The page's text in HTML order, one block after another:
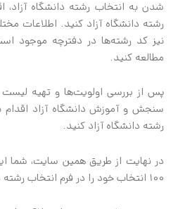
شدن به انتخاب رشته دانشگاه آزاد،
رشته دانشگاه آزاد کنید. اطلاعات
نیز کد رشته‌ها در دفترچه موجود
مطالعه کنید.
پس از بررسی اولویت‌ها و تهیه لیست
سنجش و آموزش دانشگاه آزاد اقدام
رشته دانشگاه آزاد کنید.
در نهایت از طریق همین سایت، شما
100 انتخاب خود را در فرم انتخاب رشته دانشگاه وارد کنید.